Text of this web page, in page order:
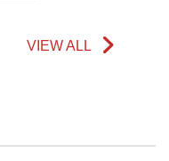
VIEW ALL